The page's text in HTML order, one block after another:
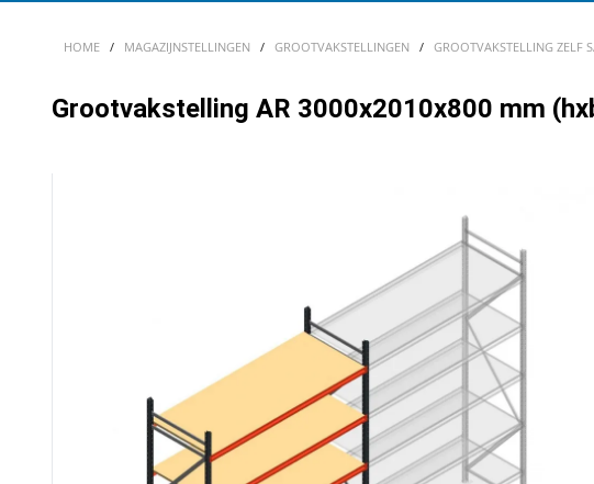
HOME / MAGAZIJNSTELLINGEN / GROOTVAKSTELLINGEN / GROOTVAKSTELLING ZELF
Grootvakstelling AR 3000x2010x800 mm